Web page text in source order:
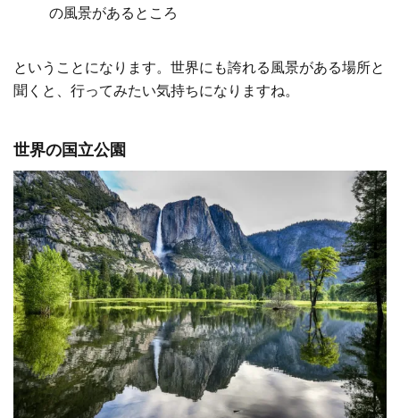
の風景があるところ
ということになります。世界にも誇れる風景がある場所と
聞くと、行ってみたい気持ちになりますね。
世界の国立公園